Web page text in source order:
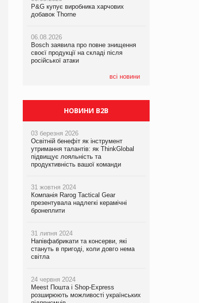
P&G купує виробника харчових
добавок Thorne
06.08.2026
Bosch заявила про повне знищення
своєї продукції на складі після
російської атаки
всі новини
P&G купує виробника харчових
добавок Thorne
06.08.2026
Bosch заявила про повне знищення
своєї продукції на складі після
російської атаки
P&G купує виробника харчових
добавок Thorne
06.08.2026
Bosch заявила про повне знищення
своєї продукції на складі після
російської атаки
НОВИНИ B2B
03 березня 2026
Освітній бенефіт як інструмент
утримання талантів: як ThinkGlobal
підвищує лояльність та
продуктивність вашої команди
31 жовтня 2024
Компанія Rarog Tactical Gear
презентувала надлегкі керамічні
бронеплити
31 липня 2024
Напівфабрикати та консерви, які
стануть в пригоді, коли довго нема
світла
24 червня 2024
Meest Пошта і Shop-Express
розширюють можливості українських